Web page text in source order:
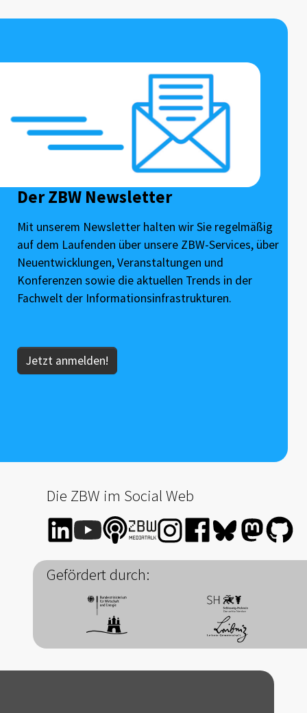
Der ZBW Newsletter
Mit unserem Newsletter halten wir Sie regelmäßig
auf dem Laufenden über unsere ZBW-Services, über
Neuentwicklungen, Veranstaltungen und
Konferenzen sowie die aktuellen Trends in der
Fachwelt der Informationsinfrastrukturen.
Jetzt anmelden!
Die ZBW im Social Web
Gefördert durch: